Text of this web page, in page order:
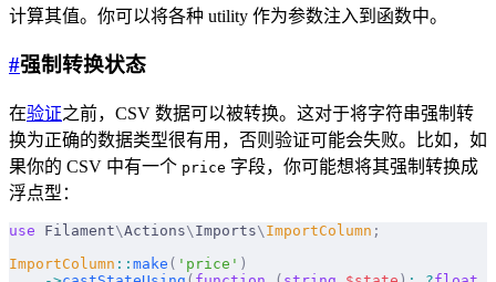
计算其值。你可以将各种 utility 作为参数注入到函数中。
#强制转换状态
在验证之前，CSV 数据可以被转换。这对于将字符串强制转
换为正确的数据类型很有用，否则验证可能会失败。比如，如
果你的 CSV 中有一个 price 字段，你可能想将其强制转换成
浮点型：
use Filament\Actions\ Imports\ ImportColumn ;
ImportColumn :: make ( 'price' )